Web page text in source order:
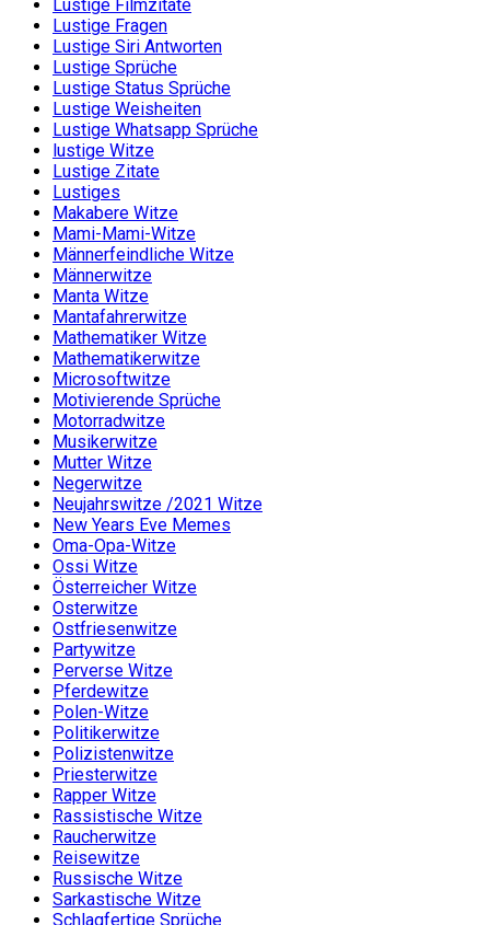
Lustige Filmzitate
Lustige Fragen
Lustige Siri Antworten
Lustige Sprüche
Lustige Status Sprüche
Lustige Weisheiten
Lustige Whatsapp Sprüche
lustige Witze
Lustige Zitate
Lustiges
Makabere Witze
Mami-Mami-Witze
Männerfeindliche Witze
Männerwitze
Manta Witze
Mantafahrerwitze
Mathematiker Witze
Mathematikerwitze
Microsoftwitze
Motivierende Sprüche
Motorradwitze
Musikerwitze
Mutter Witze
Negerwitze
Neujahrswitze /2021 Witze
New Years Eve Memes
Oma-Opa-Witze
Ossi Witze
Österreicher Witze
Osterwitze
Ostfriesenwitze
Partywitze
Perverse Witze
Pferdewitze
Polen-Witze
Politikerwitze
Polizistenwitze
Priesterwitze
Rapper Witze
Rassistische Witze
Raucherwitze
Reisewitze
Russische Witze
Sarkastische Witze
Schlagfertige Sprüche